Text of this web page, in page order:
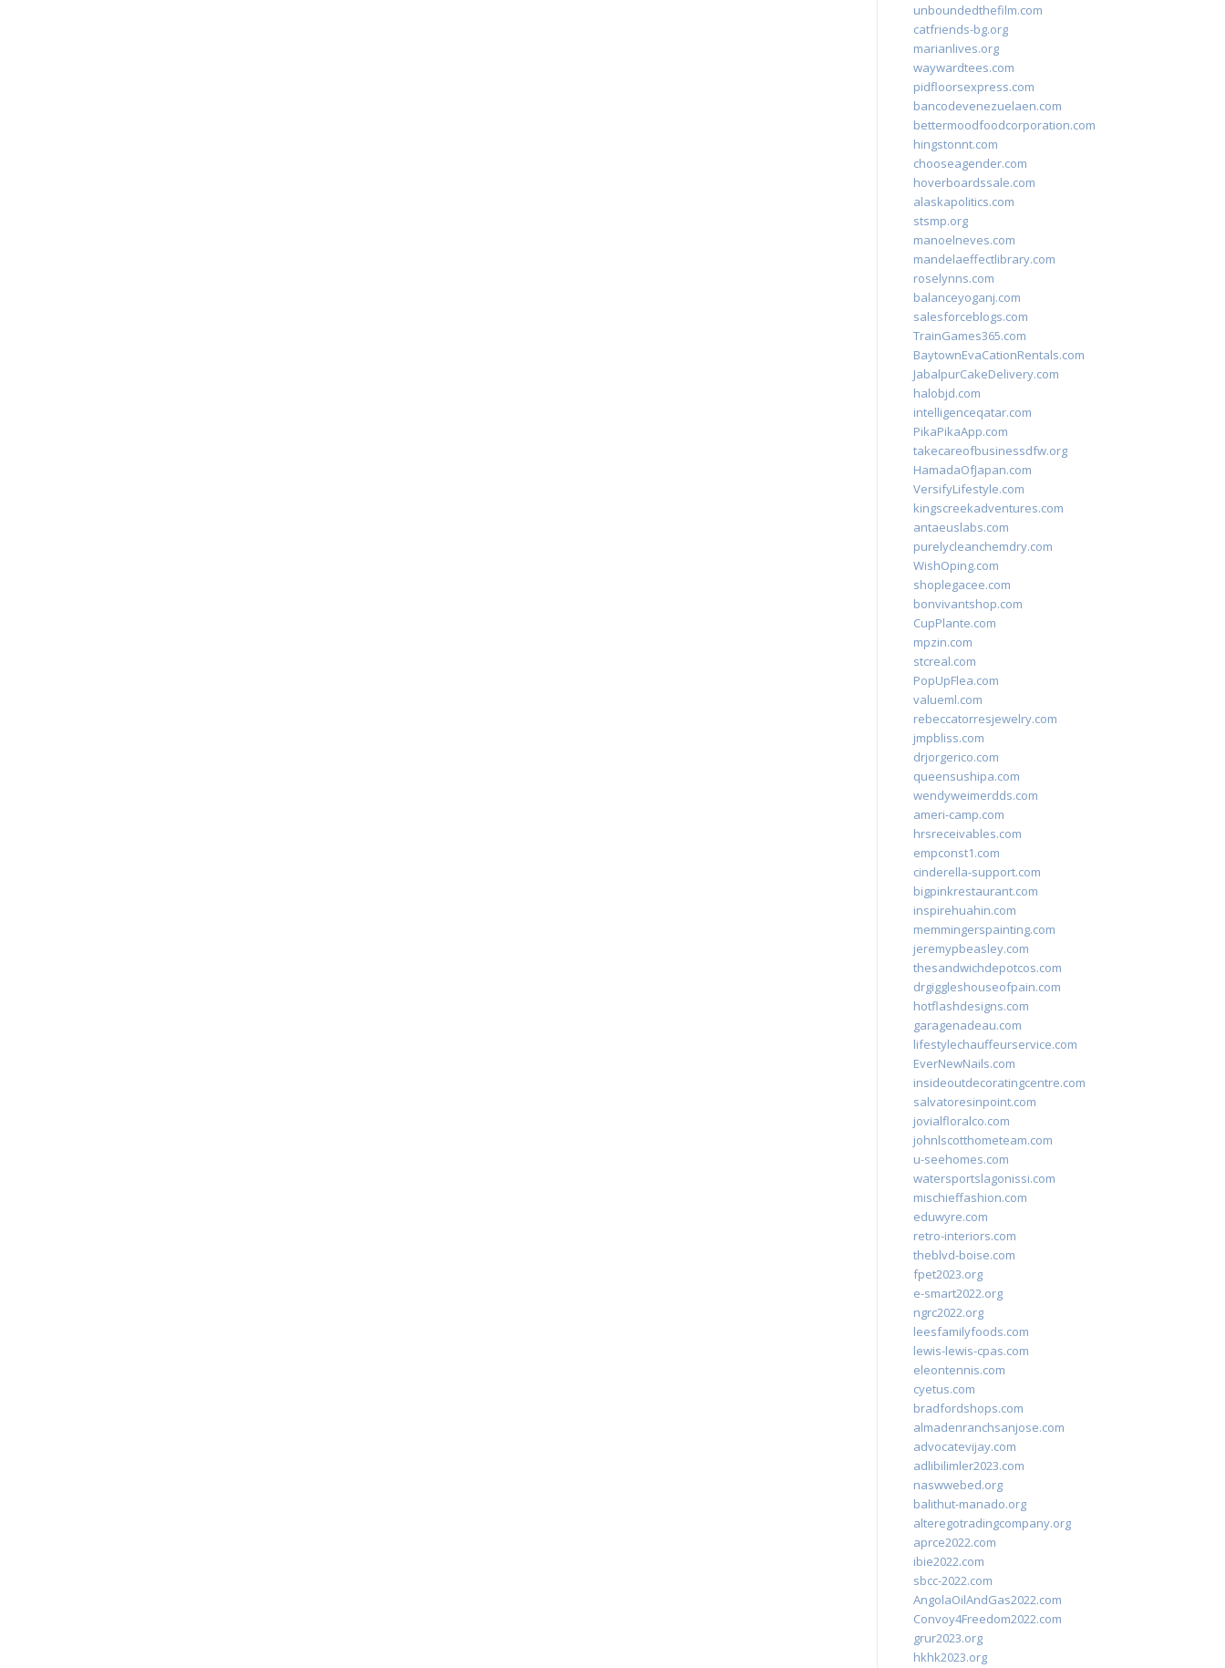
unboundedthefilm.com
catfriends-bg.org
marianlives.org
waywardtees.com
pidfloorsexpress.com
bancodevenezuelaen.com
bettermoodfoodcorporation.com
hingstonnt.com
chooseagender.com
hoverboardssale.com
alaskapolitics.com
stsmp.org
manoelneves.com
mandelaeffectlibrary.com
roselynns.com
balanceyoganj.com
salesforceblogs.com
TrainGames365.com
BaytownEvaCationRentals.com
JabalpurCakeDelivery.com
halobjd.com
intelligenceqatar.com
PikaPikaApp.com
takecareofbusinessdfw.org
HamadaOfJapan.com
VersifyLifestyle.com
kingscreekadventures.com
antaeuslabs.com
purelycleanchemdry.com
WishOping.com
shoplegacee.com
bonvivantshop.com
CupPlante.com
mpzin.com
stcreal.com
PopUpFlea.com
valueml.com
rebeccatorresjewelry.com
jmpbliss.com
drjorgerico.com
queensushipa.com
wendyweimerdds.com
ameri-camp.com
hrsreceivables.com
empconst1.com
cinderella-support.com
bigpinkrestaurant.com
inspirehuahin.com
memmingerspainting.com
jeremypbeasley.com
thesandwichdepotcos.com
drgiggleshouseofpain.com
hotflashdesigns.com
garagenadeau.com
lifestylechauffeurservice.com
EverNewNails.com
insideoutdecoratingcentre.com
salvatoresinpoint.com
jovialfloralco.com
johnlscotthometeam.com
u-seehomes.com
watersportslagonissi.com
mischieffashion.com
eduwyre.com
retro-interiors.com
theblvd-boise.com
fpet2023.org
e-smart2022.org
ngrc2022.org
leesfamilyfoods.com
lewis-lewis-cpas.com
eleontennis.com
cyetus.com
bradfordshops.com
almadenranchsanjose.com
advocatevijay.com
adlibilimler2023.com
naswwebed.org
balithut-manado.org
alteregotradingcompany.org
aprce2022.com
ibie2022.com
sbcc-2022.com
AngolaOilAndGas2022.com
Convoy4Freedom2022.com
grur2023.org
hkhk2023.org